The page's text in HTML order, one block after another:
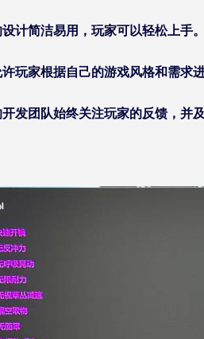
计简洁易用，玩家可以轻松上手
玩家根据自己的游戏风格和需求
发团队始终关注玩家的反馈，并